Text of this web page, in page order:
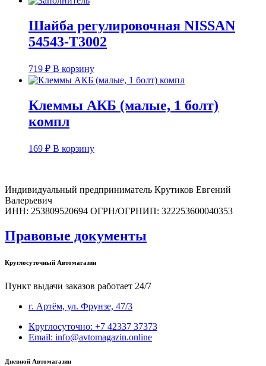
Шайба регулировочная NISSAN
54543-T3002
719 ₽ В корзину
Клеммы АКБ (малые, 1 болт)
компл
169 ₽ В корзину
Индивидуальный предприниматель Крутиков Евгений
Валерьевич
ИНН: 253809520694 ОГРН/ОГРНИП: 322253600040353
Правовые документы
Круглосуточный Автомагазин
Пункт выдачи заказов работает 24/7
г. Артём, ул. Фрунзе, 47/3
Круглосуточно: +7 42337 37373
Email: info@avtomagazin.online
Дневной Автомагазин